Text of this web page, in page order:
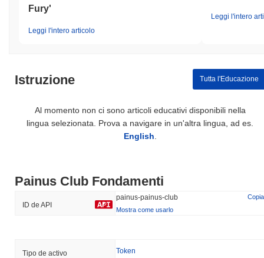
Fury'
Leggi l'intero articolo
Leggi l'intero
Istruzione Tutta l'Educazione
Al momento non ci sono articoli educativi disponibili nella
lingua selezionata. Prova a navigare in un'altra lingua, ad es.
English
Painus Club Fondamenti
ID de API
painus-painus-club
Copia
Mostra come usarlo
Tipo de activo Token